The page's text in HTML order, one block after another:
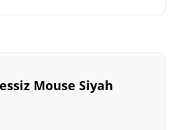
Mouse Siyah